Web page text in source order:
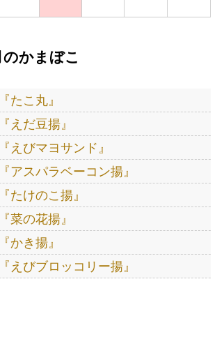
かまぼこ
たこ丸』
えだ豆揚』
えびマヨサンド』
アスパラベーコン揚』
たけのこ揚』
菜の花揚』
かき揚』
えびブロッコリー揚』